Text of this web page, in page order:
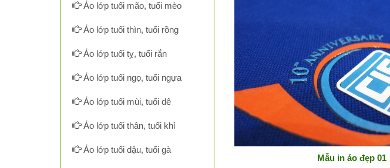
Mẫu in áo đẹp 01
Áo lớp tuổi mão, tuổi mèo
Áo lớp tuổi thìn, tuổi rồng
Áo lớp tuổi tỵ, tuổi rắn
Áo lớp tuổi ngọ, tuổi ngựa
Áo lớp tuổi mùi, tuổi dê
Áo lớp tuổi thân, tuổi khỉ
Áo lớp tuổi dậu, tuổi gà